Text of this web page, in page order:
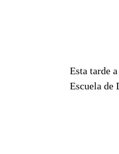
Esta tarde
Escuela de